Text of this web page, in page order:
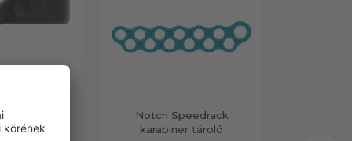
karabiner
Notch Speedrack
karabiner tároló